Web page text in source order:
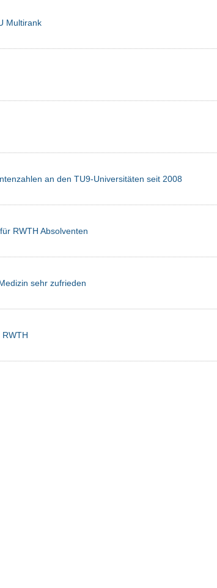
Multirank
an den TU9-Universitäten seit 2008
RWTH Absolventen
sehr zufrieden